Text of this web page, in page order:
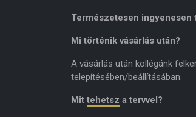
Természetesen ingyenesen
Mi történik vásárlás után?
A vásárlás után kollégánk
telepítésében/beállításában.
Mit tehetsz a tervvel?